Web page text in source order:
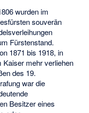
wurden im
souverän
Fürstenstand.
1871 bis 1918, in
Kaiser mehr verliehen
des 19.
war die
Besitzer eines